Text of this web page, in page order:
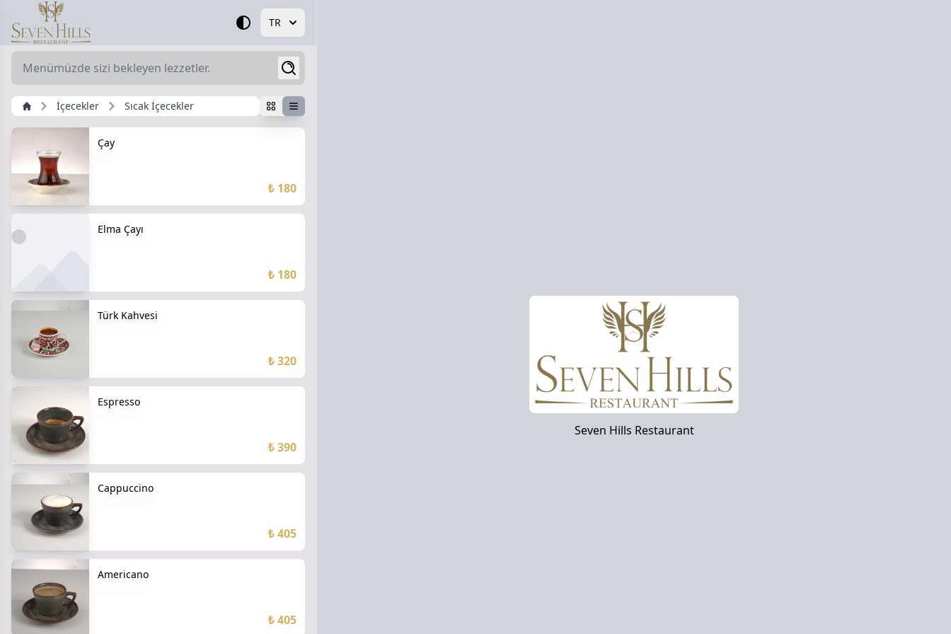
TR
İçecekler Sıcak İçecekler
Çay
₺ 180
Elma Çayı
₺ 180
Türk Kahvesi
₺ 320
Espresso
₺ 390
Cappuccino
₺ 405
Americano
₺ 405
Seven Hills Restaurant